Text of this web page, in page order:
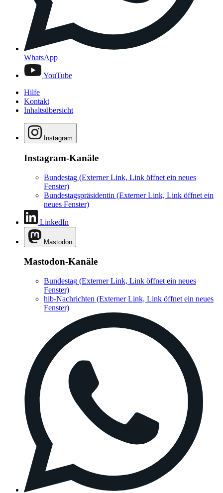
WhatsApp
YouTube
Hilfe
Kontakt
Inhaltsübersicht
Instagram
Instagram-Kanäle
Bundestag (Externer Link, Link öffnet ein neues
Fenster)
Bundestagspräsidentin (Externer Link, Link öffnet ein
neues Fenster)
LinkedIn
Mastodon
Mastodon-Kanäle
Bundestag (Externer Link, Link öffnet ein neues
Fenster)
hib-Nachrichten (Externer Link, Link öffnet ein neues
Fenster)